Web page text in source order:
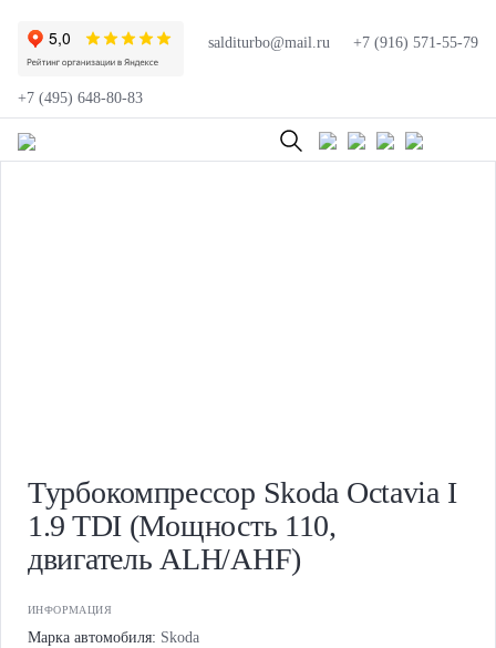
salditurbo@mail.ru +7 (916) 571-55-79
+7 (495) 648-80-83
Турбокомпрессор Skoda Octavia I
1.9 TDI (Мощность 110,
двигатель ALH/AHF)
ИНФОРМАЦИЯ
Марка автомобиля: Skoda